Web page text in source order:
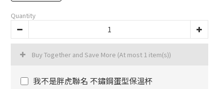
Quantity
Buy Together and Save More (At most 1 item(s))
我不是胖虎聯名 不鏽鋼蛋型保溫杯